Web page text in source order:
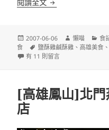
發
佈
日
2007-06-06
作
者
懶喵
分
類
食
食
標
籤
鹽酥雞鹹酥雞 、高雄美食
在〈[高雄鳳山]中山路上的素食
有 11 則留言
[高雄鳳山]北
店